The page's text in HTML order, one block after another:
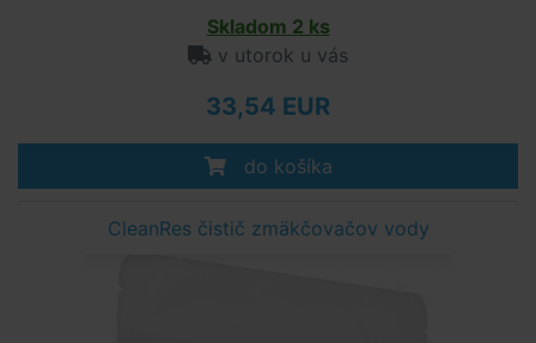
Skladom 2 ks
v utorok u vás
33,54 EUR
do košíka
CleanRes čistič zmäkčovačov vody